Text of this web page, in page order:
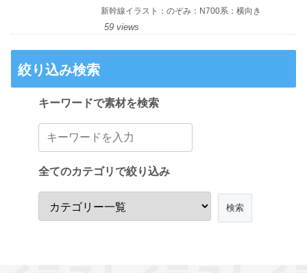
新幹線イラスト：のぞみ：N700系：横向き
59 views
絞り込み検索
キーワードで素材を検索
全てのカテゴリで絞り込み